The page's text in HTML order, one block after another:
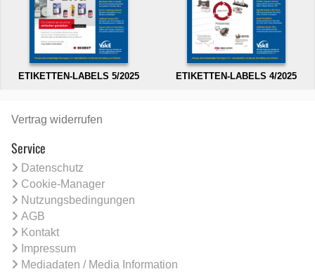
ETIKETTEN-LABELS 5/2025 ETIKETTEN-LABELS 4/2025
Vertrag widerrufen
Service
Datenschutz
Cookie-Manager
Nutzungsbedingungen
AGB
Kontakt
Impressum
Mediadaten / Media Information